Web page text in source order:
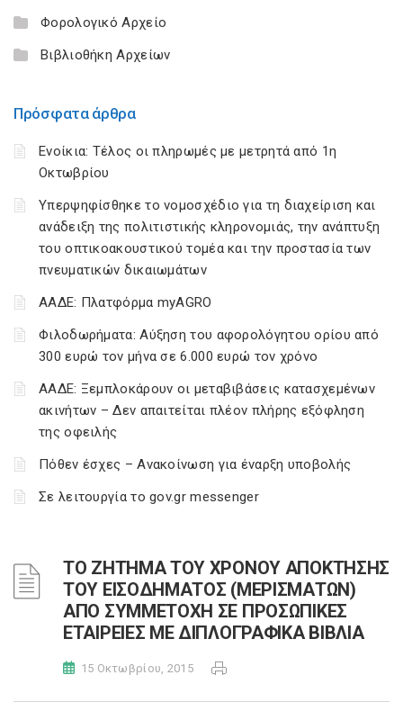
Φορολογικό Αρχείο
Βιβλιοθήκη Αρχείων
Πρόσφατα άρθρα
Ενοίκια: Τέλος οι πληρωμές με μετρητά από 1η
Οκτωβρίου
Υπερψηφίσθηκε το νομοσχέδιο για τη διαχείριση και
ανάδειξη της πολιτιστικής κληρονομιάς, την ανάπτυξη
του οπτικοακουστικού τομέα και την προστασία των
πνευματικών δικαιωμάτων
ΑΑΔΕ: Πλατφόρμα myAGRO
Φιλοδωρήματα: Αύξηση του αφορολόγητου ορίου από
300 ευρώ τον μήνα σε 6.000 ευρώ τον χρόνο
ΑΑΔΕ: Ξεμπλοκάρουν οι μεταβιβάσεις κατασχεμένων
ακινήτων – Δεν απαιτείται πλέον πλήρης εξόφληση
της οφειλής
Πόθεν έσχες – Ανακοίνωση για έναρξη υποβολής
Σε λειτουργία το gov.gr messenger
ΤΟ ΖΗΤΗΜΑ ΤΟΥ ΧΡΟΝΟΥ ΑΠΟΚΤΗΣΗΣ
ΤΟΥ ΕΙΣΟΔΗΜΑΤΟΣ (ΜΕΡΙΣΜΑΤΩΝ)
ΑΠΟ ΣΥΜΜΕΤΟΧΗ ΣΕ ΠΡΟΣΩΠΙΚΕΣ
ΕΤΑΙΡΕΙΕΣ ΜΕ ΔΙΠΛΟΓΡΑΦΙΚΑ ΒΙΒΛΙΑ
15 Οκτωβρίου, 2015